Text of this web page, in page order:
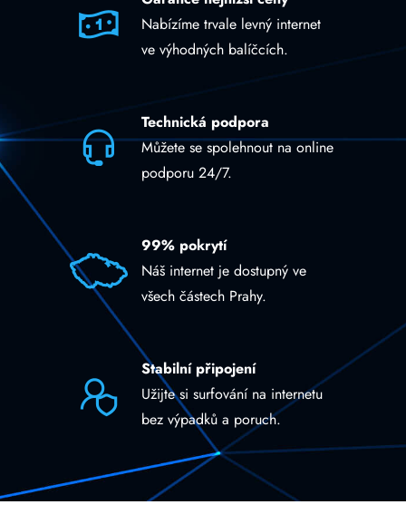
Nabízíme trvale levný internet
ve výhodných balíčcích.
Technická podpora
Můžete se spolehnout na online
podporu 24/7.
99% pokrytí
Náš internet je dostupný ve
všech částech Prahy.
Stabilní připojení
Užijte si surfování na internetu
bez výpadků a poruch.